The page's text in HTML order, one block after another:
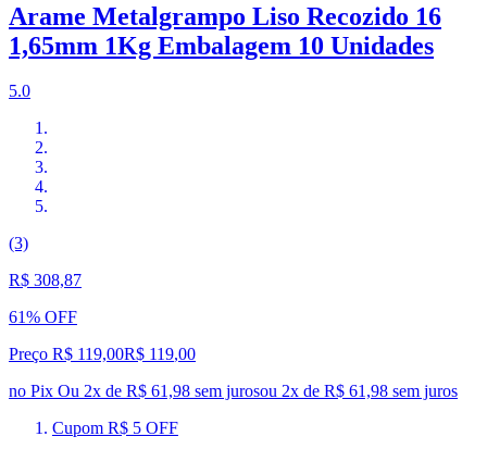
Arame Metalgrampo Liso Recozido 16
1,65mm 1Kg Embalagem 10 Unidades
5.0
(3)
R$ 308,87
61% OFF
Preço R$ 119,00R$ 119,00
no Pix Ou 2x de R$ 61,98 sem jurosou 2x de R$ 61,98 sem juros
Cupom R$ 5 OFF